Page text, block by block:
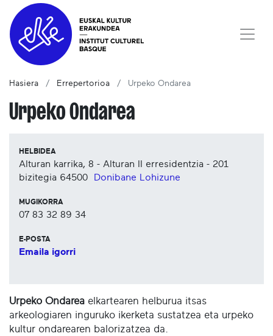
Hasiera Errepertorioa Urpeko Ondarea
Urpeko Ondarea
HELBIDEA
Alturan karrika, 8 - Alturan II erresidentzia - 201
bizitegia 64500 Donibane Lohizune
MUGIKORRA
07 83 32 89 34
E-POSTA
Emaila igorri
Urpeko Ondarea elkartearen helburua itsas
arkeologiaren inguruko ikerketa sustatzea eta urpeko
kultur ondarearen balorizatzea da.